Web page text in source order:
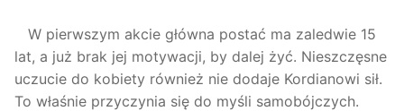
W pierwszym akcie główna postać ma zaledwie 15
lat, a już brak jej motywacji, by dalej żyć. Nieszczęsne
uczucie do kobiety również nie dodaje Kordianowi sił.
To właśnie przyczynia się do myśli samobójczych.